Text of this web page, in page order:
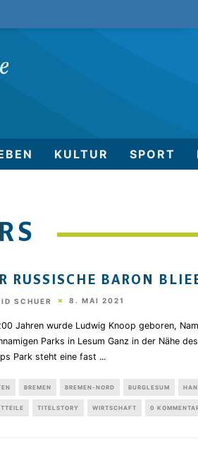
KULTUR SPORT
RUSSISCHE BARON
SCHUER 8. MAI 2021
Jahren wurde Ludwig Knoop geboren,
Parks in Lesum Ganz in der Nähe
Park steht eine fast ...
BREMEN BREMEN-NORD BURGLESUM
TITELSTORY WIRTSCHAFT 0